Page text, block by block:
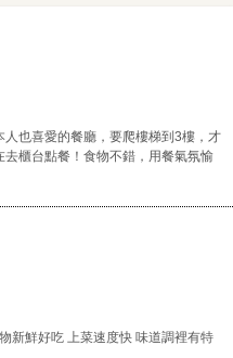
也喜愛的餐廳，要爬樓梯到3樓，才
櫃台點餐！食物不錯，用餐氣氛愉
新鮮好吃 上菜速度快 味道調裡有特